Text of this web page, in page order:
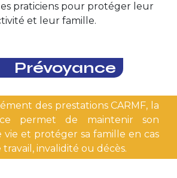
praticiens pour protéger leur
et leur famille.
Prévoyance
des prestations CARMF, la
permet de maintenir son
vie et protéger sa famille en cas
travail, invalidité ou décès.